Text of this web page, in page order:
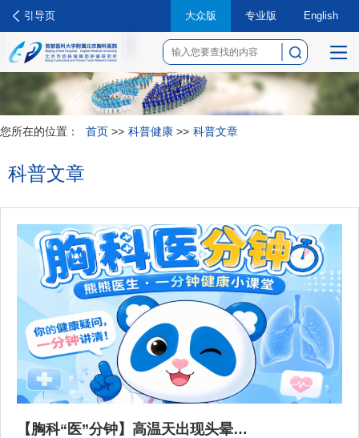
引导页 大众版 专业版 English
菜
您所在的位置： 首页 >> 科普健康 >> 科普文章
科普文章
【胸科“医”分钟】高温天出现头晕…